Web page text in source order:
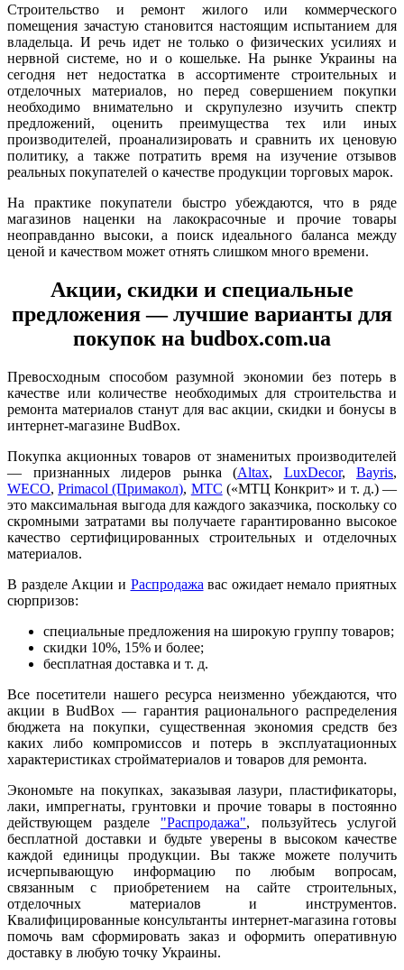
Строительство и ремонт жилого или коммерческого
помещения зачастую становится настоящим испытанием для
владельца. И речь идет не только о физических усилиях и
нервной системе, но и о кошельке. На рынке Украины на
сегодня нет недостатка в ассортименте строительных и
отделочных материалов, но перед совершением покупки
необходимо внимательно и скрупулезно изучить спектр
предложений, оценить преимущества тех или иных
производителей, проанализировать и сравнить их ценовую
политику, а также потратить время на изучение отзывов
реальных покупателей о качестве продукции торговых марок.
На практике покупатели быстро убеждаются, что в ряде
магазинов наценки на лакокрасочные и прочие товары
неоправданно высоки, а поиск идеального баланса между
ценой и качеством может отнять слишком много времени.
Акции, скидки и специальные
предложения — лучшие варианты для
покупок на budbox.com.ua
Превосходным способом разумной экономии без потерь в
качестве или количестве необходимых для строительства и
ремонта материалов станут для вас акции, скидки и бонусы в
интернет-магазине BudBox.
Покупка акционных товаров от знаменитых производителей
— признанных лидеров рынка (Altax, LuxDecor, Bayris,
WECO,Primacol (Примакол), MTC («МТЦ Конкрит» и т. д.) —
это максимальная выгода для каждого заказчика, поскольку со
скромными затратами вы получаете гарантированно высокое
качество сертифицированных строительных и отделочных
материалов.
В разделе Акции и Распродажа вас ожидает немало приятных
сюрпризов:
специальные предложения на широкую группу товаров;
скидки 10%, 15% и более;
бесплатная доставка и т. д.
Все посетители нашего ресурса неизменно убеждаются, что
акции в BudBox — гарантия рационального распределения
бюджета на покупки, существенная экономия средств без
каких либо компромиссов и потерь в эксплуатационных
характеристиках стройматериалов и товаров для ремонта.
Экономьте на покупках, заказывая лазури, пластификаторы,
лаки, импрегнаты, грунтовки и прочие товары в постоянно
действующем разделе "Распродажа", пользуйтесь услугой
бесплатной доставки и будьте уверены в высоком качестве
каждой единицы продукции. Вы также можете получить
исчерпывающую информацию по любым вопросам,
связанным с приобретением на сайте строительных,
отделочных материалов и инструментов.
Квалифицированные консультанты интернет-магазина готовы
помочь вам сформировать заказ и оформить оперативную
доставку в любую точку Украины.